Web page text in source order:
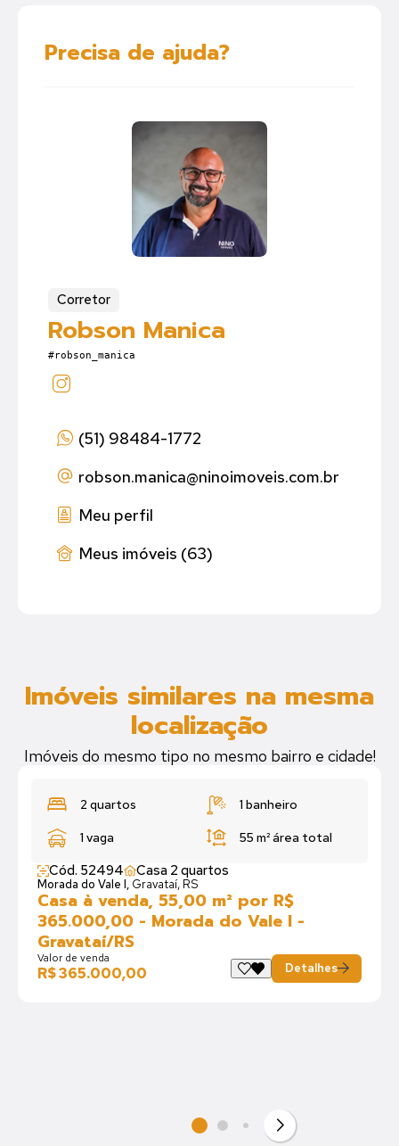
Precisa de ajuda?
Corretor
Robson Manica
#robson_manica
(51) 98484-1772
robson.manica@ninoimoveis.com.br
Meu perfil
Meus imóveis (63)
Imóveis similares na mesma
localização
Imóveis do mesmo tipo no mesmo bairro e cidade!
2 quartos 1 banheiro
1 vaga 55 m²área total
Cód. 52494 Casa 2 quartos
Morada do Vale I, Gravataí, RS
Casa à venda, 55,00 m² por R$
365.000,00 - Morada do Vale I -
Gravataí/RS
Valor de venda
R$ 365.000,00 Detalhes